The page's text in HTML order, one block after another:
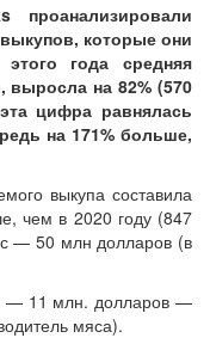
которые они
года средняя
выросла на 82% (570
цифра равнялась
на 171% больше,
выкупа составила
чем в 2020 году (847
— 50 млн долларов (в
— 11 млн. долларов —
мяса).